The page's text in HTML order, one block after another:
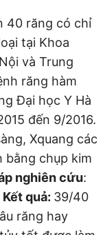
40 răng có chỉ
tại Khoa
và Trung
răng hàm
Đại học Y Hà
đến 9/2016.
Xquang các
bằng chụp kim
nghiên cứu:
Kết quả: 39/40
răng hay